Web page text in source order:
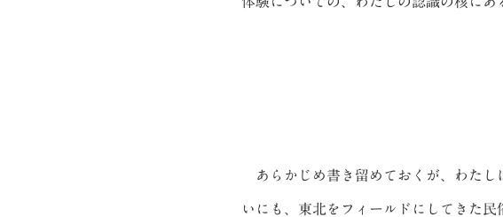
あらかじめ書き留めておくが、わたし
いにも、東北をフィールドにしてきた民